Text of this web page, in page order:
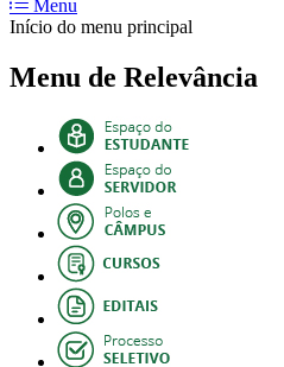
Menu
Início do menu principal
Menu de Relevância